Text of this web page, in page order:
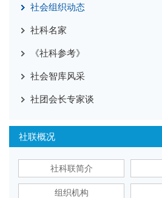
社会组织动态
社科名家
《社科参考》
社会智库风采
社团会长专家谈
社联概况
社科联简介
组织机构